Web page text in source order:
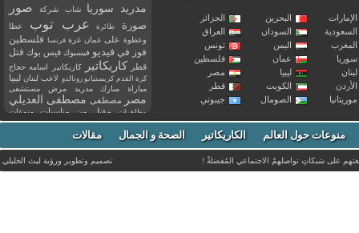
البحرين
الجزائر
السودان
العراق
اليمن
تونس
عمان
فلسطين
ليبيا
مصر
الكويت
قطر
الصومال جيبوتي
مدريد
سوريا شاب شركة صور
صورة طائرة عرب توب
عطا
وعطوة على عمان غزة فرنسا فلسطين
فوز في فيديو فيسبوك فيس بوك قتل
قطر كاريكاتير كاريكاتير اسامه حجاج
كرة القدم كريستيانو رونالدو لاعب لبنان ليبيا
مباراة مبارك مدريد مرض مستشفى
مصر مصطفى مصطفى العديلي
مظاهرات مقتل من مناسبات
منوعات
مواليد
موت ميسي ميلان نادي نشر
وفاة وفيات يوتيوب منوعات حول العالم الكاريكاتير الصحة و الجمال مقالات
على شبكاتِ تواصلهمْ الاجتماعي المُفضلةْ ! تصميم وتطوير ورؤيةليث الخليلي